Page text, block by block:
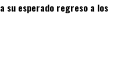
su esperado regreso a los